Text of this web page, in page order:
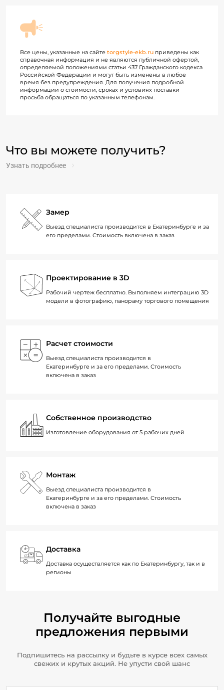
Все цены, указанные на сайте torgstyle-ekb.ru приведены как
справочная информация и не являются публичной офертой,
определяемой положениями статьи 437 Гражданского кодекса
Российской Федерации и могут быть изменены в любое
время без предупреждения. Для получения подробной
информации о стоимости, сроках и условиях поставки
просьба обращаться по указанным телефонам.
Что вы можете получить?
Узнать подробнее
Замер
Выезд специалиста производится в Екатеринбурге и за
его пределами. Стоимость включена в заказ
Проектирование в 3D
Рабочий чертеж бесплатно. Выполняем интеграцию 3D
модели в фотографию, панораму торгового помещения
Расчет стоимости
Выезд специалиста производится в
Екатеринбурге и за его пределами. Стоимость
включена в заказ
Собственное производство
Изготовление оборудования от 5 рабочих дней
Монтаж
Выезд специалиста производится в
Екатеринбурге и за его пределами. Стоимость
включена в заказ
Доставка
Доставка осуществляется как по Екатеринбургу, так и в
регионы
Получайте выгодные
предложения первыми
Подпишитесь на рассылку и будьте в курсе всех самых
свежих и крутых акций. Не упусти свой шанс